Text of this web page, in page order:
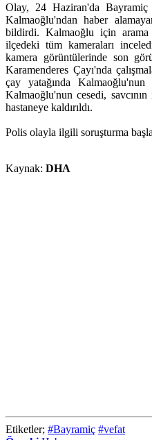
Olay, 24 Haziran'da
Kalmaoğlu'ndan haber
bildirdi. Kalmaoğlu için arama
ilçedeki tüm kameraları
kamera görüntülerinde son
Karamenderes Çayı'nda
çay yatağında Kalmaoğlu'nun
Kalmaoğlu'nun cesedi,
hastaneye kaldırıldı.
Polis olayla ilgili soruşturma
Kaynak: DHA
Etiketler; #Bayramiç #vefat